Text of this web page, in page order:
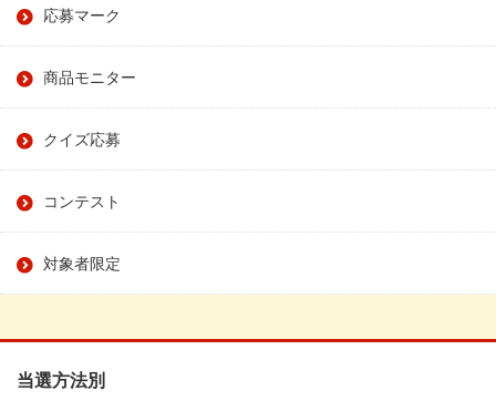
応募マーク
商品モニター
クイズ応募
コンテスト
対象者限定
当選方法別